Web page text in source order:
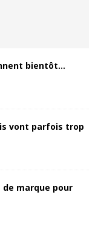
bientôt…
vont parfois trop
marque pour